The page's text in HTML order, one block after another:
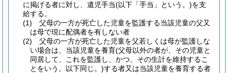
に掲げる者に対し、遺児手当(以下「手当」という。)を支
給する。
(1)
父母の一方が死亡した児童を監護する当該児童の父又
は母で現に配偶者を有しない者
(2)
父母の一方が死亡した児童を父若しくは母が監護しな
い場合は、当該児童を養育(父母以外の者が、その児童と
同居して、これを監護し、かつ、その生計を維持するこ
とをいう。以下同じ。)する者又は当該児童を養育する者